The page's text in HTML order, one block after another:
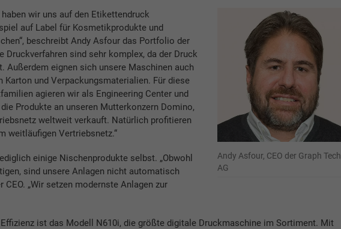
wir uns auf den Etikettendruck
auf Label für Kosmetikprodukte und
beschreibt Andy Asfour das Portfolio der
Druckverfahren sind sehr komplex, da der Druck
Außerdem eignen sich unsere Maschinen auch
Karton und Verpackungsmaterialien. Für diese
agieren wir als Engineering Center und
Produkte an unseren Mutterkonzern Domino,
weltweit verkauft. Natürlich profitieren
weitläufigen Vertriebsnetz.“
einige Nischenprodukte selbst. „Obwohl
sind unsere Anlagen nicht automatisch
CEO. „Wir setzen modernste Anlagen zur
Andy Asfour, CEO der Graph Tech
AG
ist das Modell N610i, die größte digitale Druckmaschine im Sortiment. Mit